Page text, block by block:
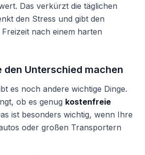
Das verkürzt die täglichen
den Stress und gibt den
nach einem harten
den Unterschied machen
es noch andere wichtige Dinge.
ob es genug kostenfreie
ist besonders wichtig, wenn Ihre
oder großen Transportern